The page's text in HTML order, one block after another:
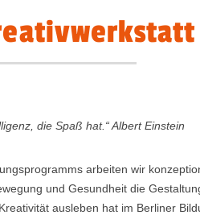
die Spaß hat.“ Albert Einstein
arbeiten wir
und Gesundheit die
ausleben hat im Berliner